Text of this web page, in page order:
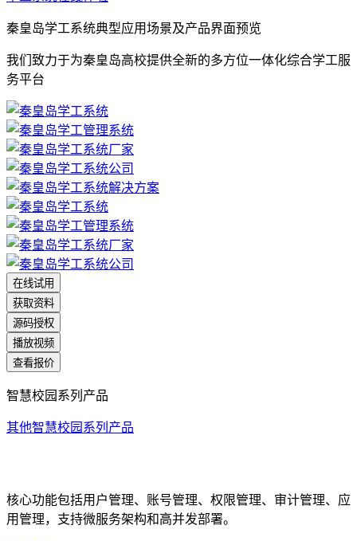
秦皇岛学工系统典型应用场景及产品界面预览
我们致力于为秦皇岛高校提供全新的多方位一体化综合学工服
务平台
在线试用
获取资料
源码授权
播放视频
查看报价
智慧校园系列产品
其他智慧校园系列产品
核心功能包括用户管理、账号管理、权限管理、审计管理、应
用管理，支持微服务架构和高并发部署。